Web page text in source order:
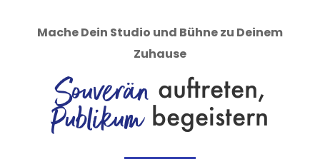
Mache Dein Studio und Bühne zu Deinem
Zuhause
Souverän auftreten,
Publikumbegeistern